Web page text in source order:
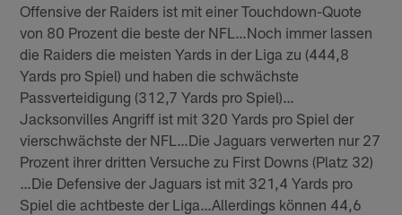
Offensive der Raiders ist mit einer Touchdown-Quote
von 80 Prozent die beste der NFL…Noch immer lassen
die Raiders die meisten Yards in der Liga zu (444,8
Yards pro Spiel) und haben die schwächste
Passverteidigung (312,7 Yards pro Spiel)…
Jacksonvilles Angriff ist mit 320 Yards pro Spiel der
vierschwächste der NFL…Die Jaguars verwerten nur 27
Prozent ihrer dritten Versuche zu First Downs (Platz 32)
…Die Defensive der Jaguars ist mit 321,4 Yards pro
Spiel die achtbeste der Liga…Allerdings können 44,6